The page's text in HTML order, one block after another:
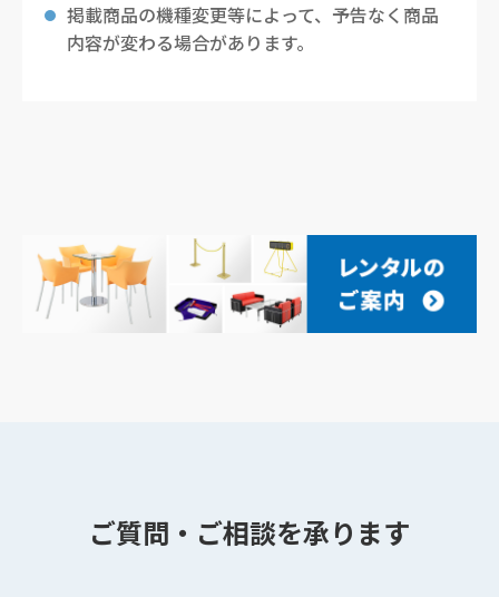
掲載商品の機種変更等によって、予告なく商品
内容が変わる場合があります。
ご質問・ご相談を承ります